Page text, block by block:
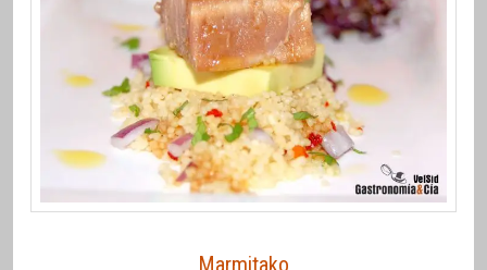
Marmitako